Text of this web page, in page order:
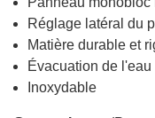
Réglage latéral du
Matière durable et
Évacuation de l'eau
Inoxydable